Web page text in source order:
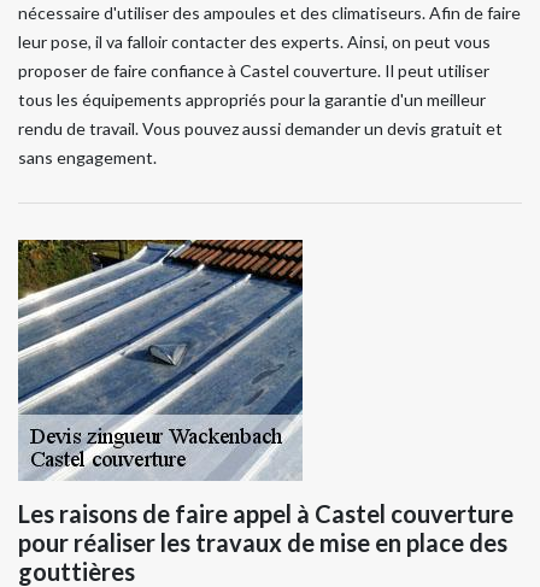
nécessaire d'utiliser des ampoules et des climatiseurs. Afin de faire
leur pose, il va falloir contacter des experts. Ainsi, on peut vous
proposer de faire confiance à Castel couverture. Il peut utiliser
tous les équipements appropriés pour la garantie d'un meilleur
rendu de travail. Vous pouvez aussi demander un devis gratuit et
sans engagement.
Les raisons de faire appel à Castel couverture
pour réaliser les travaux de mise en place des
gouttières